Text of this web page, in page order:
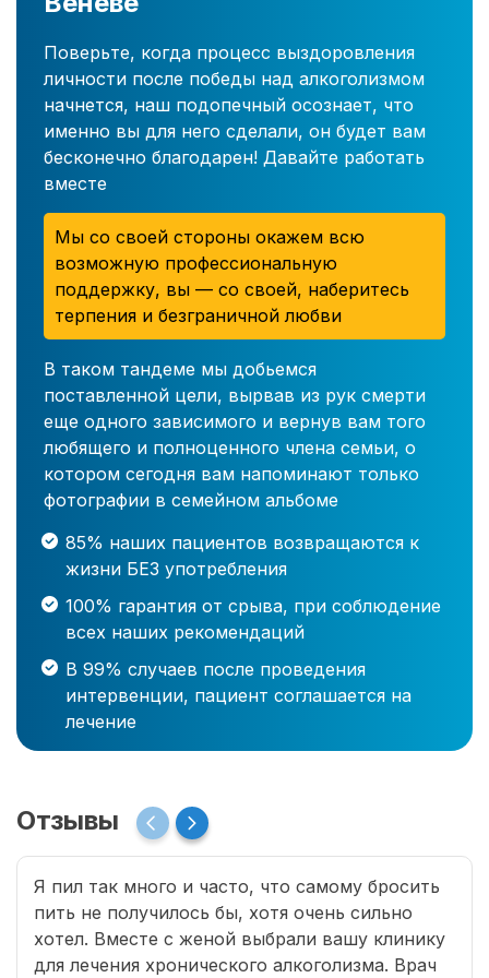
Поверьте, когда процесс выздоровления
личности после победы над алкоголизмом
начнется, наш подопечный осознает, что
именно вы для него сделали, он будет вам
бесконечно благодарен! Давайте работать
вместе
Мы со своей стороны окажем всю
возможную профессиональную
поддержку, вы — со своей, наберитесь
терпения и безграничной любви
В таком тандеме мы добьемся
поставленной цели, вырвав из рук смерти
еще одного зависимого и вернув вам того
любящего и полноценного члена семьи, о
котором сегодня вам напоминают только
фотографии в семейном альбоме
85% наших пациентов возвращаются к
жизни БЕЗ употребления
100% гарантия от срыва, при соблюдение
всех наших рекомендаций
В 99% случаев после проведения
интервенции, пациент соглашается на
лечение
Отзывы
Я пил так много и часто, что самому бросить
пить не получилось бы, хотя очень сильно
хотел. Вместе с женой выбрали вашу клинику
для лечения хронического алкоголизма. Врач